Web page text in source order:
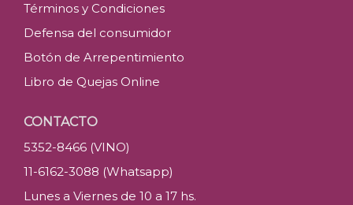
Términos y Condiciones
Defensa del consumidor
Botón de Arrepentimiento
Libro de Quejas Online
CONTACTO
5352-8466 (VINO)
11-6162-3088 (Whatsapp)
Lunes a Viernes de 10 a 17 hs.